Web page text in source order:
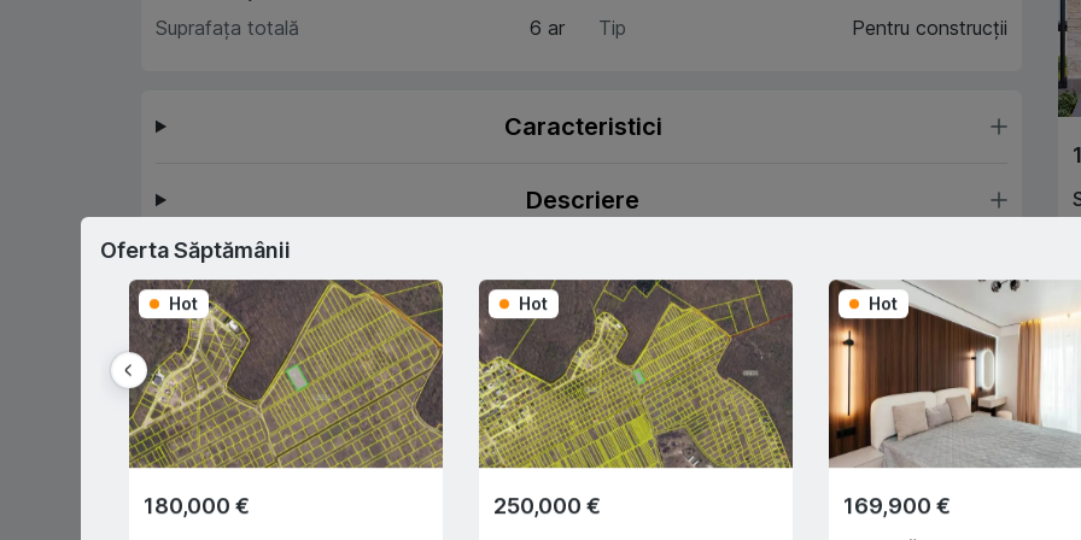
Suprafața totală 6 ar Tip Pentru construcții
Caracteristici
Descriere
Prima rată 15%
Sau prin programul
guvernamental "Prima Casă" cu
doar 10% prima rată
Trade-In
Cu ajutorului programului
Trade-In, vă ajutăm să
cumpărați acest apartament în
schimbul unui alt imobil.
Deplasarea cu transportul
Oferta Săptămânii
Hot
180,000 €
Hot
250,000 €
Hot
169,900 €